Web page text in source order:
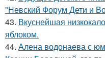
"Невский Форум Дети и
43. Вкуснейшая
яблоком.
44. Алена водонаева с